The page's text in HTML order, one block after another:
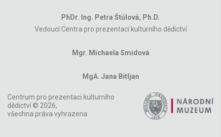
PhDr. Ing. Petra Štůlová, Ph.D.
Vedoucí Centra pro prezentaci kulturního dědictví
Mgr. Michaela Smidová
MgA. Jana Bitljan
Centrum pro prezentaci kulturního
dědictví © 2026,
všechna práva vyhrazena